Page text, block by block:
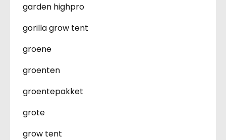
garden highpro
gorilla grow tent
groene
groenten
groentepakket
grote
grow tent